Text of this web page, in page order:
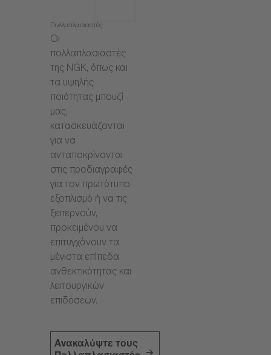
Πολλαπλασιαστές
Οι
πολλαπλασιαστές
της NGK, όπως και
τα υψηλής
ποιότητας μπουζί
μας,
κατασκευάζονται
για να
ανταποκρίνονται
στις προδιαγραφές
για τον πρωτότυπο
εξοπλισμό ή να τις
ξεπερνούν,
προκειμένου να
επιτυγχάνουν τα
μέγιστα επίπεδα
ανθεκτικότητας και
λειτουργικών
επιδόσεων.
Ανακαλύψτε τους